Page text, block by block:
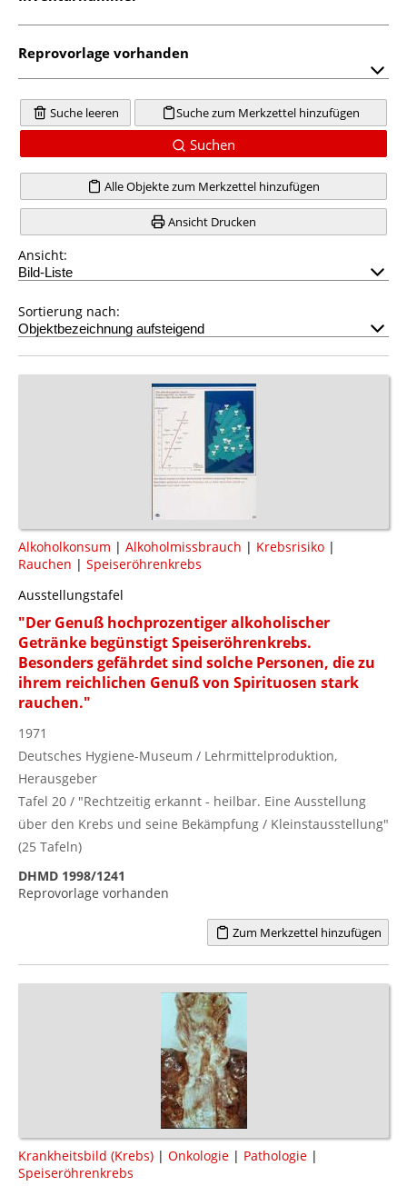
Reprovorlage vorhanden
Suche leeren Suche zum Merkzettel hinzufügen
Suchen
Alle Objekte zum Merkzettel hinzufügen
Ansicht Drucken
Ansicht:
Sortierung nach:
Alkoholkonsum | Alkoholmissbrauch | Krebsrisiko |
Rauchen | Speiseröhrenkrebs
Ausstellungstafel
"Der Genuß hochprozentiger alkoholischer
Getränke begünstigt Speiseröhrenkrebs.
Besonders gefährdet sind solche Personen, die zu
ihrem reichlichen Genuß von Spirituosen stark
rauchen."
1971
Deutsches Hygiene-Museum / Lehrmittelproduktion,
Herausgeber
Tafel 20 / "Rechtzeitig erkannt - heilbar. Eine Ausstellung
über den Krebs und seine Bekämpfung / Kleinstausstellung"
(25 Tafeln)
DHMD 1998/1241
Reprovorlage vorhanden
Zum Merkzettel hinzufügen
Krankheitsbild (Krebs) | Onkologie | Pathologie |
Speiseröhrenkrebs